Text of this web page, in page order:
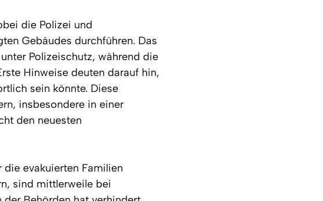
die Polizei und
Gebäudes durchführen. Das
Polizeischutz, während die
Hinweise deuten darauf hin,
sein könnte. Diese
insbesondere in einer
den neuesten
evakuierten Familien
sind mittlerweile bei